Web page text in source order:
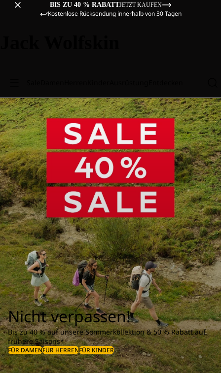
BIS ZU 40 % RABATTJETZT KAUFEN
Kostenlose Rücksendung innerhalb von 30 Tagen
Nicht verpassen!
Bis zu 40 % auf unsere Sommerkollektion & 50 % Rabatt auf
frühere Saisons*
FÜR DAMENFÜR HERRENFÜR KINDER